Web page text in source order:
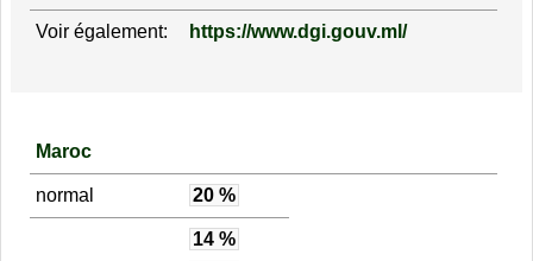
Voir également: https://www.dgi.gouv.ml/
Maroc
normal 20 %
14 %